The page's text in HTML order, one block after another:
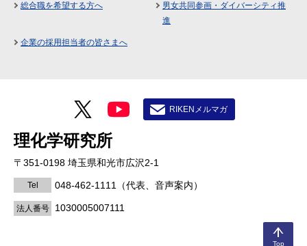
Top
総合職を希望する方へ
男女共同参画・ダイバーシティ推
進
企業の採用担当者の皆さまへ
理化学研究所
〒351-0198 埼玉県和光市広沢2-1
Tel 048-462-1111 （代表、音声案内）
法人番号 1030005007111
RIKENメルマガ